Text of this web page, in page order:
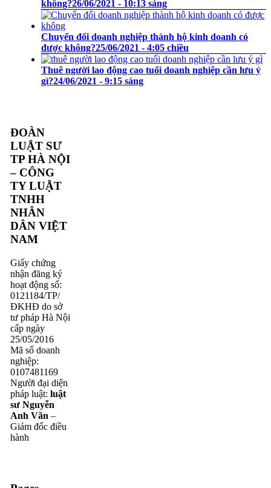
không?26/06/2021 - 10:13 sáng
Chuyển đổi doanh nghiệp thành hộ kinh doanh có
được không?25/06/2021 - 4:05 chiều
Thuê người lao động cao tuổi doanh nghiệp cần lưu ý
gì?24/06/2021 - 9:15 sáng
ĐOÀN
LUẬT SƯ
TP HÀ NỘI
– CÔNG
TY LUẬT
TNHH
NHÂN
DÂN VIỆT
NAM
Giấy chứng
nhận đăng ký
hoạt động số:
0121184/TP/
ĐKHĐ do sở
tư pháp Hà Nội
cấp ngày
25/05/2016
Mã số doanh
nghiệp:
0107481169
Người đại diện
pháp luật: luật
sư Nguyễn
Anh Văn –
Giám đốc điều
hành